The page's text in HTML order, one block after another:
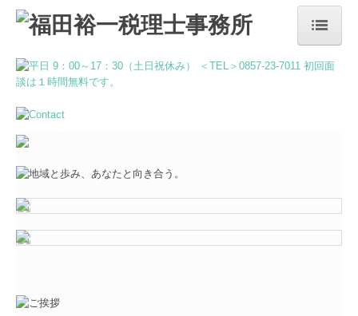
ホーム
交通案内
経営者の方へ